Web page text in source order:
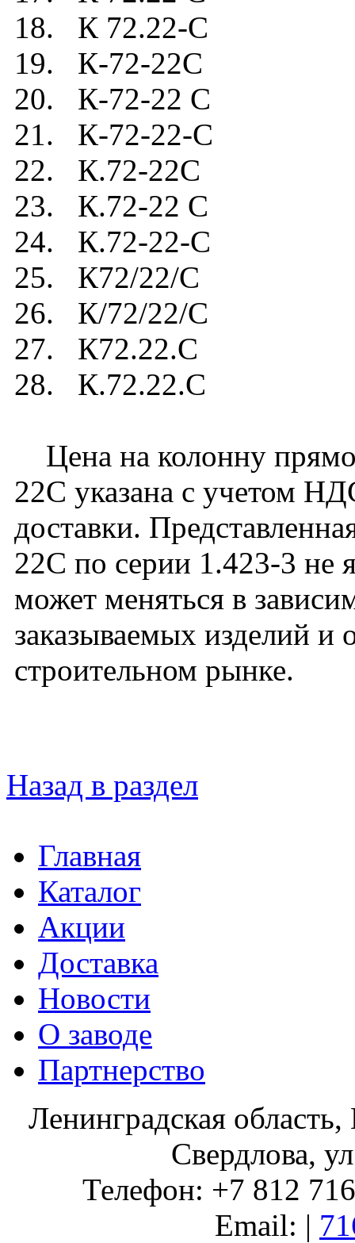
18. К 72.22-C
19. К-72-22C
20. К-72-22 C
21. К-72-22-C
22. К.72-22C
23. К.72-22 C
24. К.72-22-C
25. К72/22/C
26. К/72/22/C
27. К72.22.C
28. К.72.22.C
Цена на колонну
22C указана с учетом
доставки.
22C по серии 1.423-3 не
может меняться в
заказываемых изделий и
строительном рынке.
Назад в раздел
Главная
Каталог
Акции
Доставка
Новости
О заводе
Партнерство
Ленинградская
Свердлова,
Телефон: +7 812
Email: |